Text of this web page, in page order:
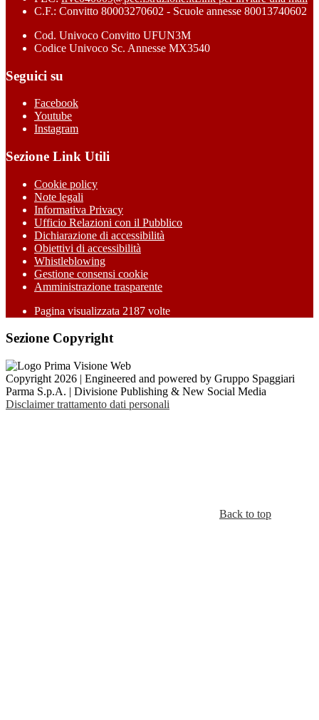
C.F.: Convitto 80003270602 - Scuole annesse 80013740602
Cod. Univoco Convitto UFUN3M
Codice Univoco Sc. Annesse MX3540
Seguici su
Facebook
Youtube
Instagram
Sezione Link Utili
Cookie policy
Note legali
Informativa Privacy
Ufficio Relazioni con il Pubblico
Dichiarazione di accessibilità
Obiettivi di accessibilità
Whistleblowing
Gestione consensi cookie
Amministrazione trasparente
Pagina visualizzata 2187 volte
Sezione Copyright
Copyright 2026 | Engineered and powered by Gruppo Spaggiari
Parma S.p.A. | Divisione Publishing & New Social Media
Disclaimer trattamento dati personali
Back to top